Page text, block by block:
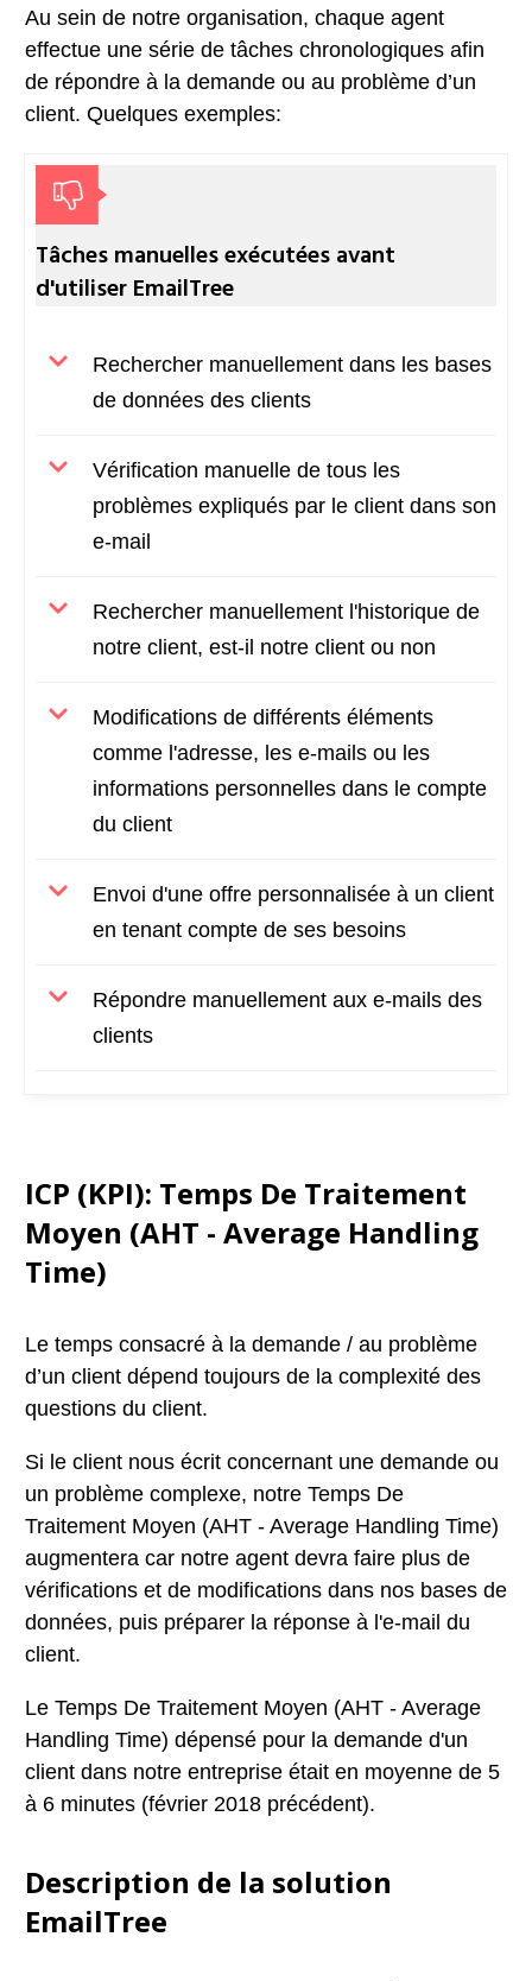
Au sein de notre organisation, chaque agent
effectue une série de tâches chronologiques afin
de répondre à la demande ou au problème d’un
client. Quelques exemples:
Tâches manuelles exécutées avant
d'utiliser EmailTree
Rechercher manuellement dans les bases
de données des clients
Vérification manuelle de tous les
problèmes expliqués par le client dans son
e-mail
Rechercher manuellement l'historique de
notre client, est-il notre client ou non
Modifications de différents éléments
comme l'adresse, les e-mails ou les
informations personnelles dans le compte
du client
Envoi d'une offre personnalisée à un client
en tenant compte de ses besoins
Répondre manuellement aux e-mails des
clients
ICP (KPI): Temps De Traitement
Moyen (AHT - Average Handling
Time)
Le temps consacré à la demande / au problème
d’un client dépend toujours de la complexité des
questions du client.
Si le client nous écrit concernant une demande ou
un problème complexe, notre Temps De
Traitement Moyen (AHT - Average Handling Time)
augmentera car notre agent devra faire plus de
vérifications et de modifications dans nos bases de
données, puis préparer la réponse à l'e-mail du
client.
Le Temps De Traitement Moyen (AHT - Average
Handling Time) dépensé pour la demande d'un
client dans notre entreprise était en moyenne de 5
à 6 minutes (février 2018 précédent).
Description de la solution
EmailTree